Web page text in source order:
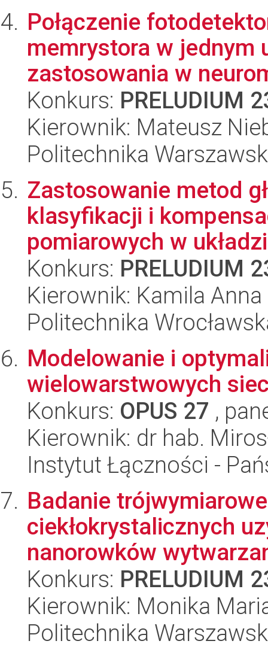
Połączenie
memrystora w jednym
zastosowania w
Konkurs: PRELUDIUM
Kierownik: Mateusz
Politechnika
Zastosowanie metod
klasyfikacji i
pomiarowych w
Konkurs: PRELUDIUM
Kierownik: Kamila
Politechnika
Modelowanie i
wielowarstwowych
Konkurs: OPUS 27 ,
Kierownik: dr hab.
Instytut Łączności -
Badanie
ciekłokrystalicznych
nanorowków
Konkurs: PRELUDIUM
Kierownik: Monika
Politechnika